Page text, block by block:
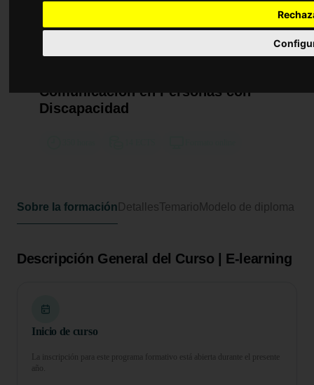
Curso Universitario de
Comunicación en Personas con
Discapacidad
Sobre la formación DetallesTemario Modelo de diploma
Descripción General del Curso | E-learning
Inicio de curso
La inscripción para este programa formativo está abierta durante el presente
año.